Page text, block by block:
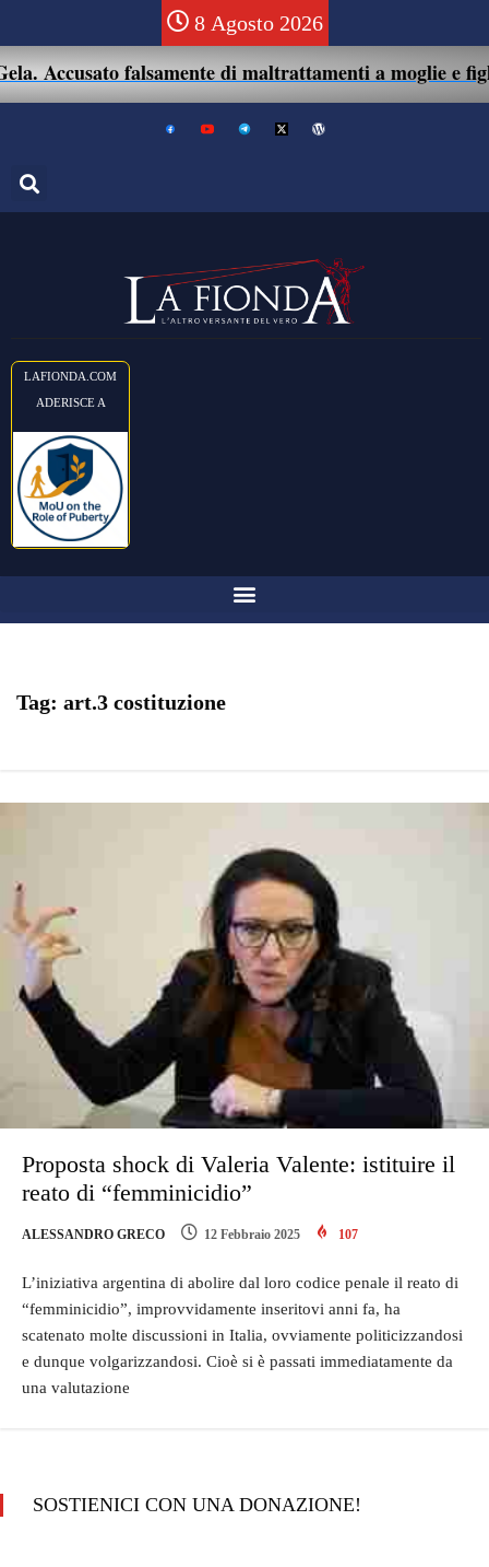
8 Agosto 2026
Accusato falsamente di maltrattamenti a moglie e
LAFIONDA.COM
ADERISCE A
Tag: art.3 costituzione
Proposta shock di Valeria Valente: istituire il
reato di “femminicidio”
ALESSANDRO GRECO 12 Febbraio 2025 107
L’iniziativa argentina di abolire dal loro codice penale il reato di
“femminicidio”, improvvidamente inseritovi anni fa, ha
scatenato molte discussioni in Italia, ovviamente politicizzandosi
e dunque volgarizzandosi. Cioè si è passati immediatamente da
una valutazione
SOSTIENICI CON UNA DONAZIONE!